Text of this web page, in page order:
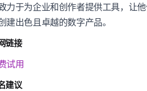
力于为企业和创作者提供工具，让
建出色且卓越的数字产品。
链接
试用
建议